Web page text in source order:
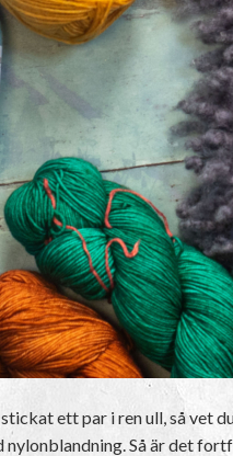
ett par i ren ull, så vet
Så är det